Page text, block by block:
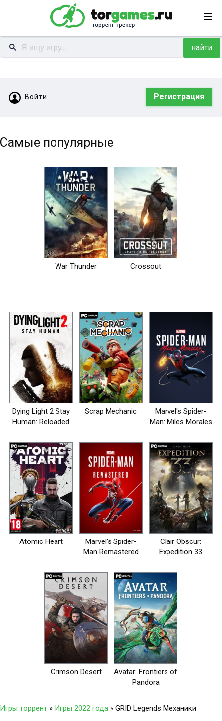
найти
Войти Регистрация
Самые популярные
War Thunder Crossout
Dying Light 2 Stay
Human: Reloaded
Scrap Mechanic
Marvel's Spider-
Man: Miles Morales
Atomic Heart
Marvel’s Spider-
Man Remastered
Clair Obscur:
Expedition 33
Crimson Desert
Avatar: Frontiers of
Pandora
Игры торрент » Игры 2022 года » GRID Legends Механики